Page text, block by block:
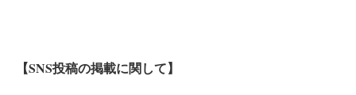
【SNS投稿の掲載に関して】